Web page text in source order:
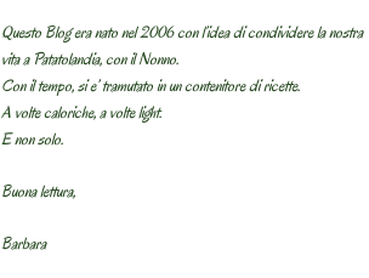
Questo Blog era nato nel 2006 con l’idea di condividere la nostra
vita a Patatolandia, con il Nonno.
Con il tempo, si e’ tramutato in un contenitore di ricette.
A volte caloriche, a volte light.
E non solo.
Buona lettura,
Barbara